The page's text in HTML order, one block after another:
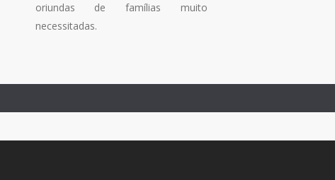
oriundas de famílias muito
necessitadas.